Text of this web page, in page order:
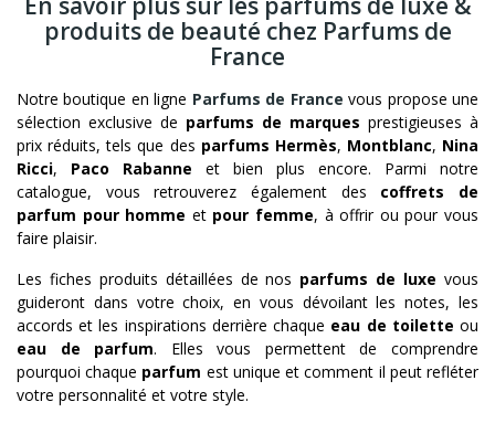
produits de beauté chez Parfums de
France
Notre boutique en ligne Parfums de France vous propose une
sélection exclusive de parfums de marques prestigieuses à
prix réduits, tels que des parfums Hermès, Montblanc, Nina
Ricci, Paco Rabanne et bien plus encore. Parmi notre
catalogue, vous retrouverez également des coffrets de
parfum pour homme et pour femme, à offrir ou pour vous
faire plaisir.
Les fiches produits détaillées de nos parfums de luxe vous
guideront dans votre choix, en vous dévoilant les notes, les
accords et les inspirations derrière chaque eau de toilette ou
eau de parfum. Elles vous permettent de comprendre
pourquoi chaque parfum est unique et comment il peut refléter
votre personnalité et votre style.